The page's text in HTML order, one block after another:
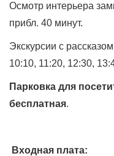
Осмотр интерьера
прибл. 40 минут.
Экскурсии с
10:10, 11:20, 12:30,
Парковка для
бесплатная.
Входная плата: